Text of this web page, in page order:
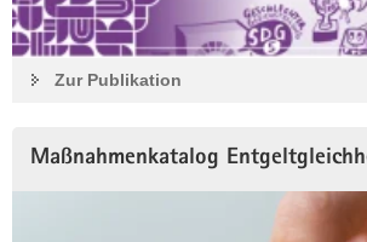
Zur Publikation
Maßnahmenkatalog